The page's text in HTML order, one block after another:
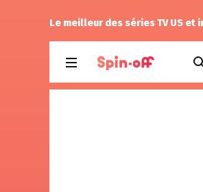
Le meilleur des séries TV US
Reiseia noté12